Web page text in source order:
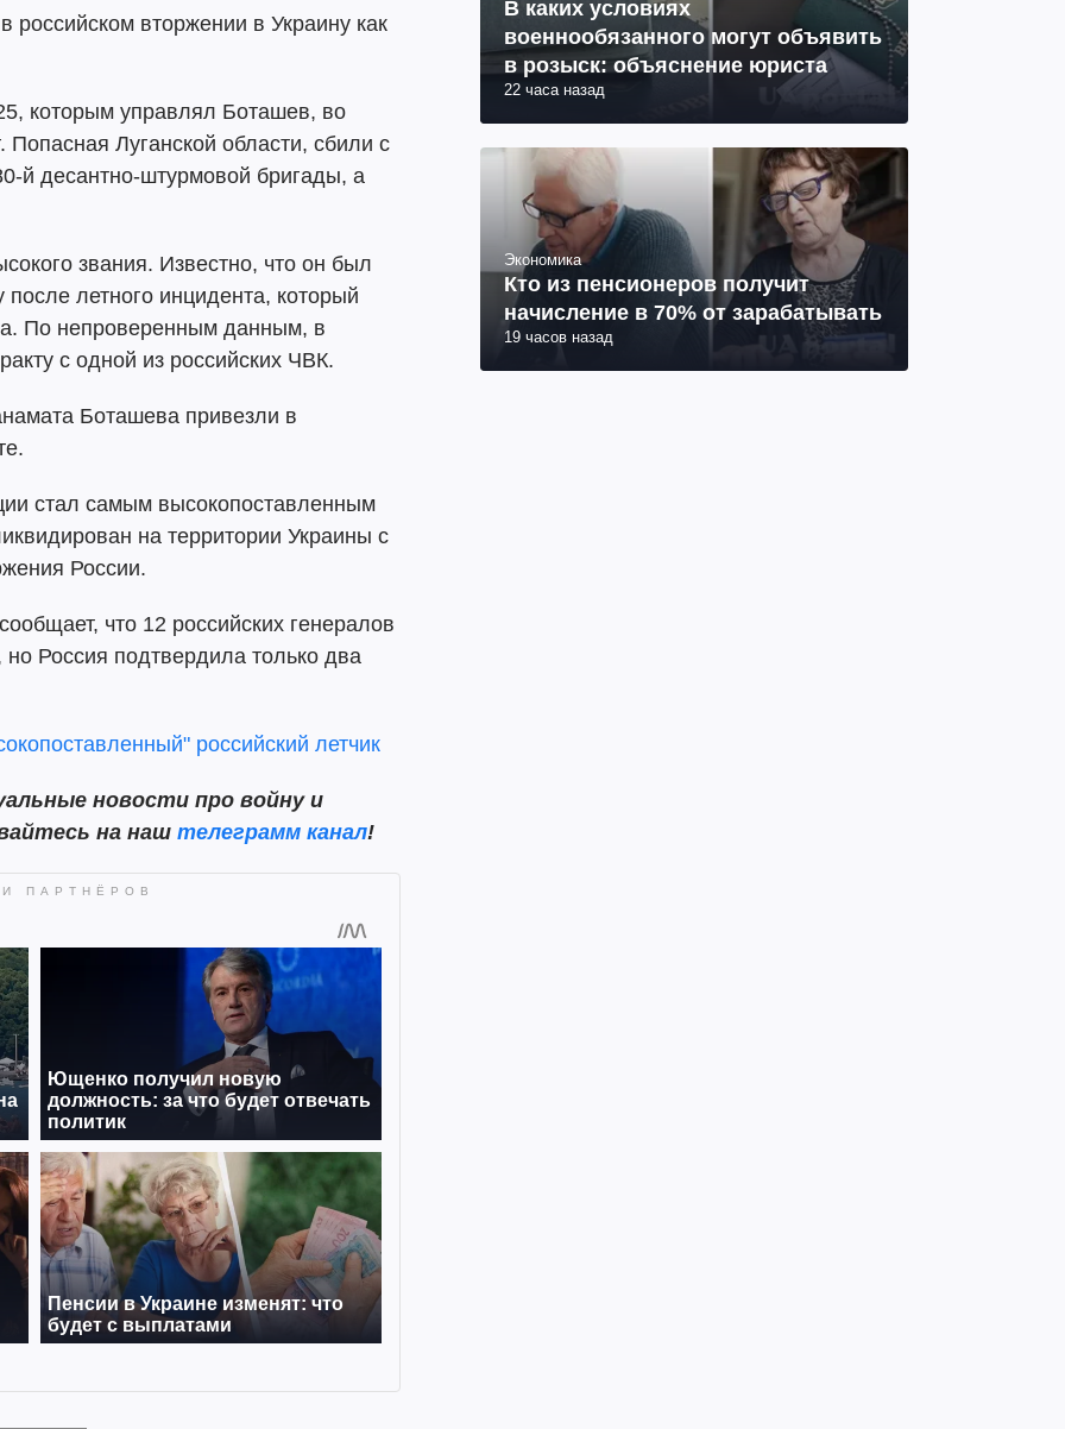
российском вторжении в Украину как
которым управлял Боташев, во
Луганской области, сбили с
й десантно-штурмовой бригады, а
звания. Известно, что он был
после летного инцидента, который
По непроверенным данным, в
с одной из российских ЧВК.
Боташева привезли в
стал самым высокопоставленным
на территории Украины с
России.
что 12 российских генералов
Россия подтвердила только два
российский летчик
новости про войну и
на наш телеграмм канал!
В каких условиях
военнообязанного могут объявить
в розыск: объяснение юриста
22 часа назад
Экономика
Кто из пенсионеров получит
начисление в 70% от зарабатывать
19 часов назад